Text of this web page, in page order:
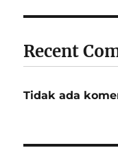
Recent
Tidak ada